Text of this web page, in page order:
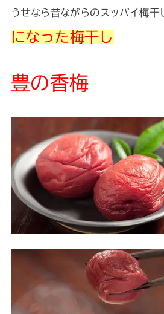
うせなら昔ながらのスッパイ梅干
になった梅干し
豊の香梅